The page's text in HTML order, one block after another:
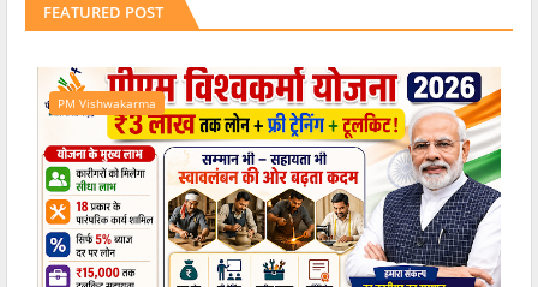
FEATURED POST
PM Vishwakarma